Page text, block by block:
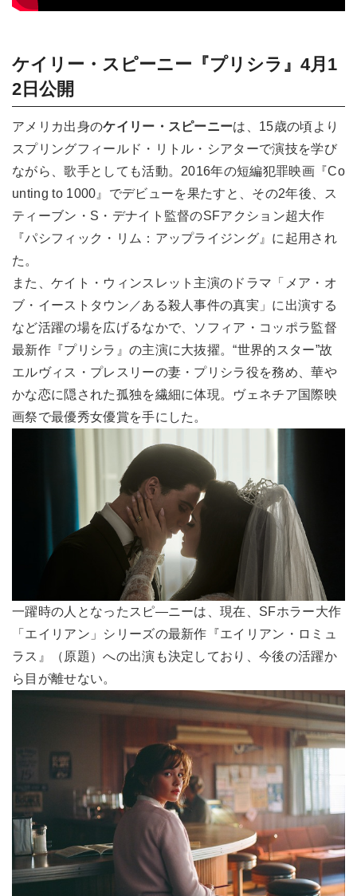
ケイリー・スピーニー『プリシラ』4月1
2日公開
アメリカ出身のケイリー・スピーニーは、15歳の頃より
スプリングフィールド・リトル・シアターで演技を学び
ながら、歌手としても活動。2016年の短編犯罪映画『Co
unting to 1000』でデビューを果たすと、その2年後、ス
ティーブン・S・デナイト監督のSFアクション超大作
『パシフィック・リム：アップライジング』に起用され
た。
また、ケイト・ウィンスレット主演のドラマ「メア・オ
ブ・イーストタウン／ある殺人事件の真実」に出演する
など活躍の場を広げるなかで、ソフィア・コッポラ監督
最新作『プリシラ』の主演に大抜擢。“世界的スター”故
エルヴィス・プレスリーの妻・プリシラ役を務め、華や
かな恋に隠された孤独を繊細に体現。ヴェネチア国際映
画祭で最優秀女優賞を手にした。
一躍時の人となったスピ―ニーは、現在、SFホラー大作
「エイリアン」シリーズの最新作『エイリアン・ロミュ
ラス』（原題）への出演も決定しており、今後の活躍か
ら目が離せない。